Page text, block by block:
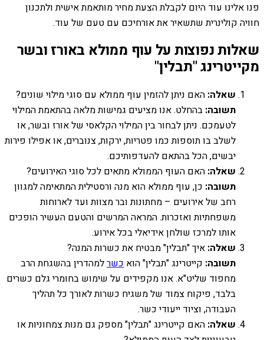
פנו אלינו עוד היום לקבלת הצעת מחיר מותאמת אישית ולתכנון
חוויה קולינרית שתשאיר את אורחיכם עם טעם של עוד.
שאלות נפוצות על עוף ממולא באורז ובשר
מקייטרינג "תבלין"
שאלה: האם ניתן להזמין עוף ממולא עם סוגי מילוי שונים?
תשובה: בהחלט. אנו מציעים גמישות מלאה בהתאמת המילוי
לטעמכם. ניתן לבחור בין המילוי הקלאסי של אורז ובשר, או
לשלב בו תוספות כמו פטריות, ירקות, צנוברים, או אפילו פירות
יבשים, הכל בהתאם להעדפותיכם.
שאלה: האם העוף הממולא מתאים לכל סוגי האירועים?
תשובה: כן, עוף ממולא הוא מנה ורסטילית המתאימה למגוון
רחב של אירועים – מחתונות ובר מצוות ועד לארוחות
משפחתיות ואזכרות. המראה המרשים והטעם העשיר הופכים
אותו למרכז שולחן אידיאלי בכל אירוע.
שאלה: איך "תבלין" מבטיח את כשרות המנה?
תשובה: קייטרינג "תבלין" הוא כשרלמהדרין בהשגחת הרב
מחפוד שליט"א. אנו מקפידים על שימוש בחומרי גלם כשרים
בלבד, פיקוח צמוד של משגיח כשרות לאורך כל תהליך
העבודה, וציוד ייעודי כשר.
שאלה: האם קייטרינג "תבלין" מספק גם מנות צמחוניות או